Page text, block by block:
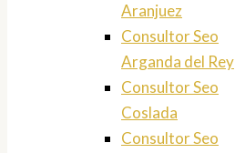
Aranjuez
Consultor Seo
Arganda del Rey
Consultor Seo
Coslada
Consultor Seo